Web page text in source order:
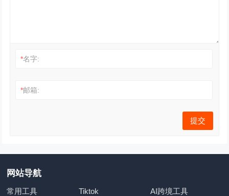
*名字:
*邮箱:
网站导航
常用工具 Tiktok
AI跨境工具